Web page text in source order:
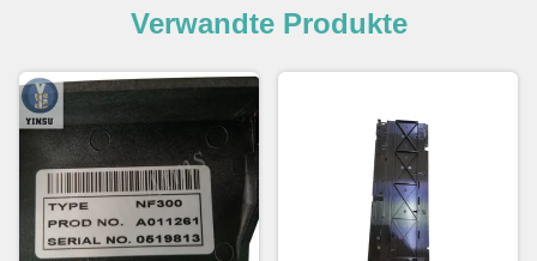
Verwandte Produkte